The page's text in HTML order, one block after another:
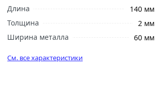
Длина
140 мм
Толщина
2 мм
Ширина металла
60 мм
См. все характеристики